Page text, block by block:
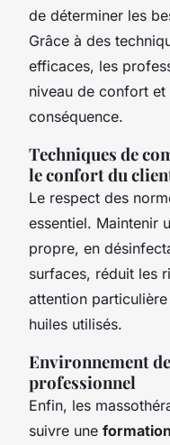
de déterminer les
Grâce à des
efficaces, les
niveau de confort
conséquence.
Techniques de
le confort du
Le respect des
essentiel. Maintenir
propre, en
surfaces, réduit les
attention
huiles utilisés.
Environnement
professionnel
Enfin, les
suivre une